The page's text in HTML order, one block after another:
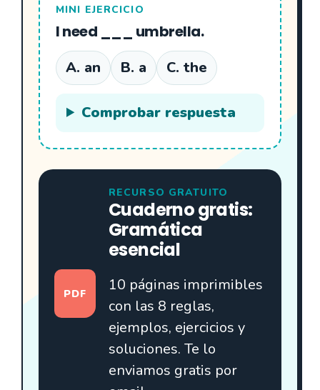
MINI EJERCICIO
I need ___ umbrella.
A. an B. a C. the
Comprobar respuesta
PDF
RECURSO GRATUITO
Cuaderno gratis:
Gramática
esencial
10 páginas imprimibles
con las 8 reglas,
ejemplos, ejercicios y
soluciones. Te lo
enviamos gratis por